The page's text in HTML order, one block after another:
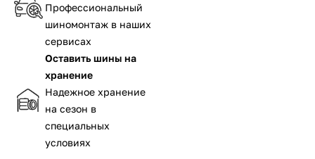
Профессиональный
шиномонтаж в наших
сервисах
Оставить шины на
хранение
Надежное хранение
на сезон в
специальных
условиях